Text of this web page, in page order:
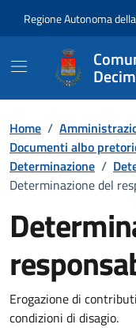
Regione Autonoma
Home /
Documenti albo
Determinazione /
Determinazione del
Dettaglio del documento
Erogazione di
condizioni di disagio.